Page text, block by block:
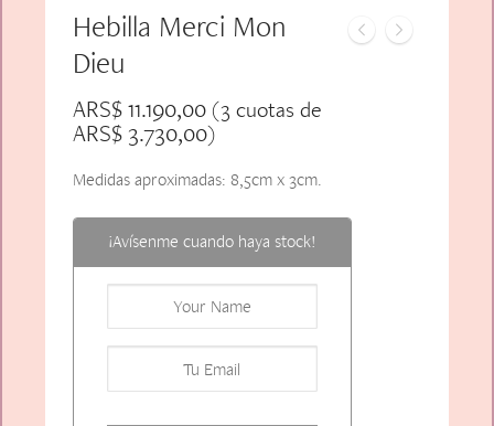
Hebilla Merci Mon
Dieu
ARS$11.190,00(3 cuotas de
ARS$3.730,00)
Medidas aproximadas: 8,5cm x 3cm.
¡Avísenme cuando haya stock!